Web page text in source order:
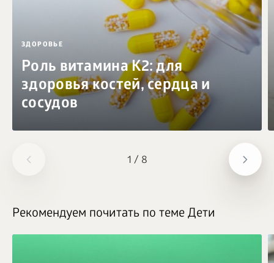
1 / 8
ЗДОРОВЬЕ
Роль витамина K2: для
здоровья костей, сердца и
сосудов
Рекомендуем почитать по теме Дети